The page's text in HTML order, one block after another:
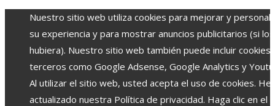
Nuestro sitio web utiliza cookies para mejorar y
su experiencia y para mostrar anuncios publicitarios (si los
hubiera). Nuestro sitio web también puede incluir cookies
terceros como Google Adsense, Google Analytics y
Al utilizar el sitio web, usted acepta el uso de cookies.
actualizado nuestra Política de privacidad. Haga clic en el